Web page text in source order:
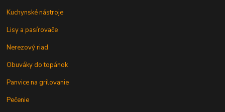
Kuchynské nástroje
Lisy a pasírovače
Nerezový riad
Obuváky do topánok
Panvice na grilovanie
Pečenie